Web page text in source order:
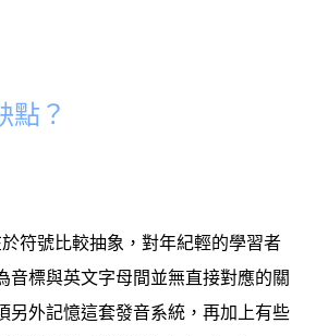
點？
符號比較抽象，對年紀輕的學習者
音標與英文字母間並無直接對應的關
另外記憶這套發音系統，再加上有些